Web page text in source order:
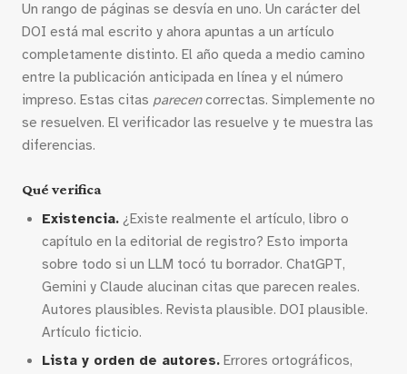
Un rango de páginas se desvía en uno. Un carácter del
DOI está mal escrito y ahora apuntas a un artículo
completamente distinto. El año queda a medio camino
entre la publicación anticipada en línea y el número
impreso. Estas citas parecencorrectas. Simplemente no
se resuelven. El verificador las resuelve y te muestra las
diferencias.
Qué verifica
Existencia. ¿Existe realmente el artículo, libro o
capítulo en la editorial de registro? Esto importa
sobre todo si un LLM tocó tu borrador. ChatGPT,
Gemini y Claude alucinan citas que parecen reales.
Autores plausibles. Revista plausible. DOI plausible.
Artículo ficticio.
Lista y orden de autores. Errores ortográficos,